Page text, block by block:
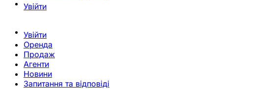
Увійти
Увійти
Оренда
Продаж
Агенти
Новини
Запитання та відповіді